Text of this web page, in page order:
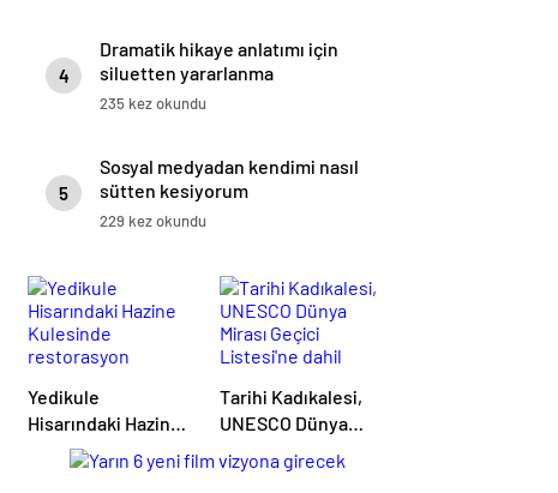
4
Dramatik hikaye anlatımı için
siluetten yararlanma
235 kez okundu
5
Sosyal medyadan kendimi nasıl
sütten kesiyorum
229 kez okundu
Yedikule
Hisarındaki Hazine
Kulesinde
restorasyon
Tarihi Kadıkalesi,
UNESCO Dünya
Mirası Geçici
Listesi'ne dahil